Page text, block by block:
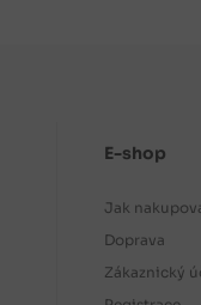
E-shop
Jak
Doprava
Zákaznický